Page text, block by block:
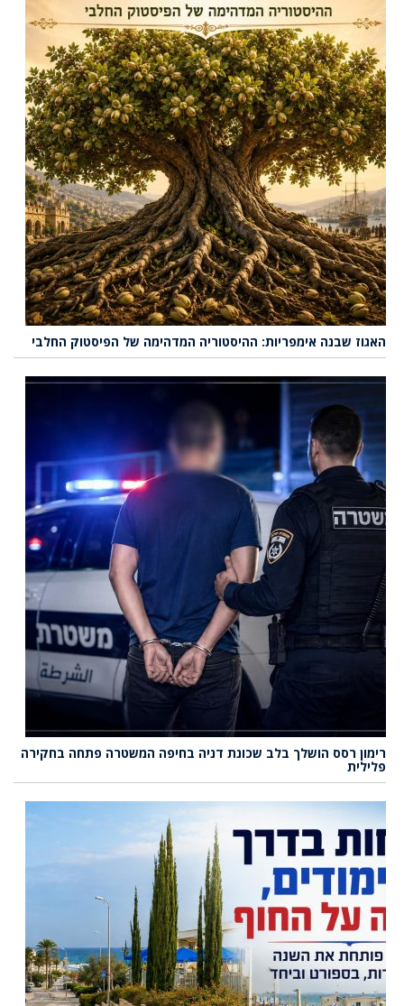
האגוז שבנה אימפריות: ההיסטוריה המדהימה של הפיסטוק החלבי
רימון רסס הושלך בלב שכונת דניה בחיפה המשטרה פתחה בחקירה
פלילית